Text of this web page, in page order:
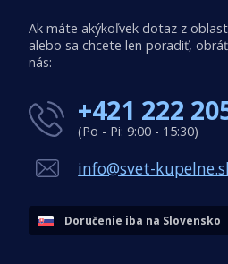
Ak máte akýkoľvek dotaz z
alebo sa chcete len poradiť,
nás:
+421 222
(Po - Pi: 9:00 - 15:30)
info@svet-
Doručenie iba na Slovensko